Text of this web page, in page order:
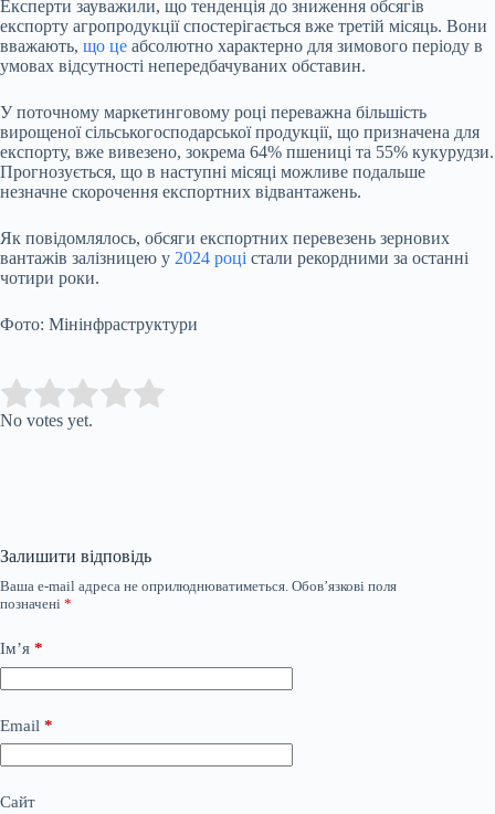
Експерти зауважили, що тенденція до зниження обсягів
експорту агропродукції спостерігається вже третій місяць. Вони
вважають, що це абсолютно характерно для зимового періоду в
умовах відсутності непередбачуваних обставин.
У поточному маркетинговому році переважна більшість
вирощеної сільськогосподарської продукції, що призначена для
експорту, вже вивезено, зокрема 64% пшениці та 55% кукурудзи.
Прогнозується, що в наступні місяці можливе подальше
незначне скорочення експортних відвантажень.
Як повідомлялось, обсяги експортних перевезень зернових
вантажів залізницею у 2024 році стали рекордними за останні
чотири роки.
Фото: Мінінфраструктури
Rate this item:
No votes yet.
Залишити відповідь
Ваша e-mail адреса не оприлюднюватиметься. Обов’язкові поля
позначені *
Ім’я *
Email *
Сайт